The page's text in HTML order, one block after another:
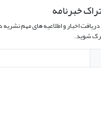
خبرنامه
اخبار و اطلاعیه های مهم
شوید.